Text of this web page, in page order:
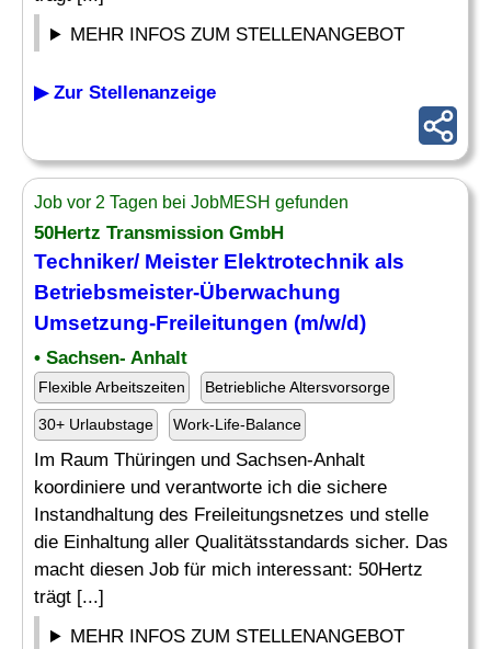
MEHR INFOS ZUM STELLENANGEBOT
▶ Zur Stellenanzeige
Job vor 2 Tagen bei JobMESH gefunden
50Hertz Transmission GmbH
Techniker/ Meister Elektrotechnik als
Betriebsmeister-Überwachung
Umsetzung-Freileitungen (m/w/d)
• Sachsen- Anhalt
Flexible Arbeitszeiten Betriebliche Altersvorsorge
30+ Urlaubstage Work-Life-Balance
Im Raum Thüringen und Sachsen-Anhalt
koordiniere und verantworte ich die sichere
Instandhaltung des Freileitungsnetzes und stelle
die Einhaltung aller Qualitätsstandards sicher. Das
macht diesen Job für mich interessant: 50Hertz
trägt [...]
MEHR INFOS ZUM STELLENANGEBOT